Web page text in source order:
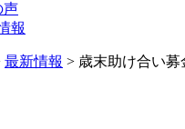
声
報
最新情報 > 歳末助け合い募